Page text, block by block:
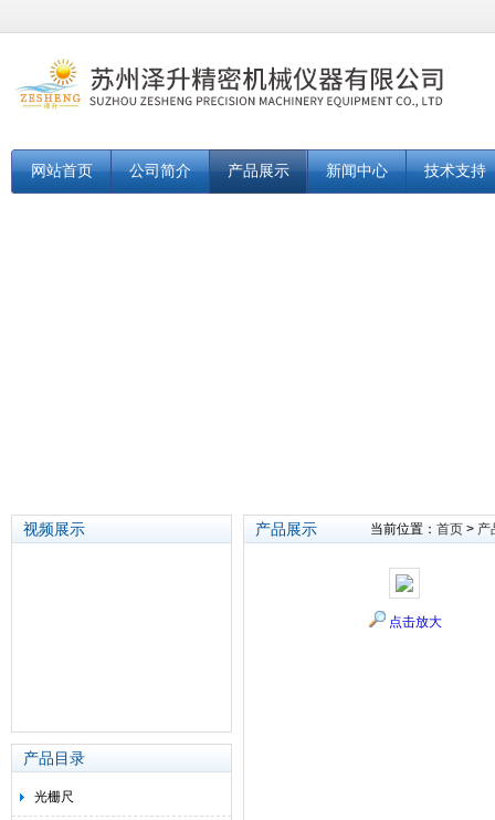
网站首页 公司简介 产品展示 新闻中心 技术支持
视频展示
产品目录
光栅尺
产品展示 当前位置： 首页 > 产
点击放大